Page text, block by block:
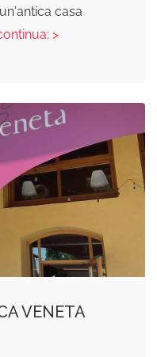
casa
>
VENETA